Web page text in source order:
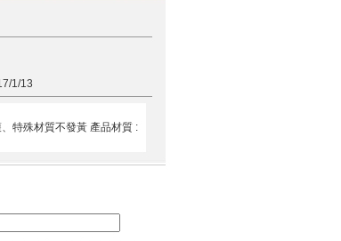
1/13
特殊材質不發黃 產品材質 :